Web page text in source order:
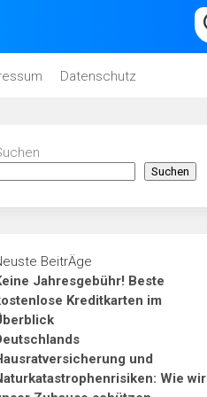
Datenschutz
Suchen
BeitrÄge
Jahresgebühr! Beste
Kreditkarten im
und
Wie wir